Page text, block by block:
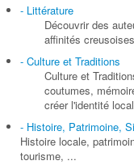
- Littérature
Découvrir des
affinités creusoises
- Culture et Traditions
Culture et
coutumes,
créer l'identité
- Histoire, Patrimoine,
Histoire locale,
tourisme, ...